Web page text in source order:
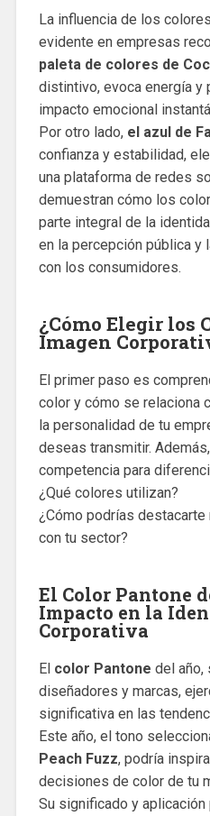
La influencia de los
evidente en empresas
paleta de colores de
distintivo, evoca energía y
impacto emocional
Por otro lado, el azul de
confianza y estabilidad,
una plataforma de redes
demuestran cómo los
parte integral de la
en la percepción pública y
con los consumidores.
¿Cómo Elegir los
Imagen
El primer paso es
color y cómo se relaciona
la personalidad de tu
deseas transmitir.
competencia para
¿Qué colores utilizan?
¿Cómo podrías
con tu sector?
El Color Pantone
Impacto en la
Corporativa
El color Pantone del año,
diseñadores y marcas,
significativa en las
Este año, el tono
Peach Fuzz, podría
decisiones de color de tu
Su significado y aplicación